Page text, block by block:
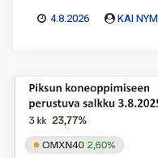
4.8.2026 KAI